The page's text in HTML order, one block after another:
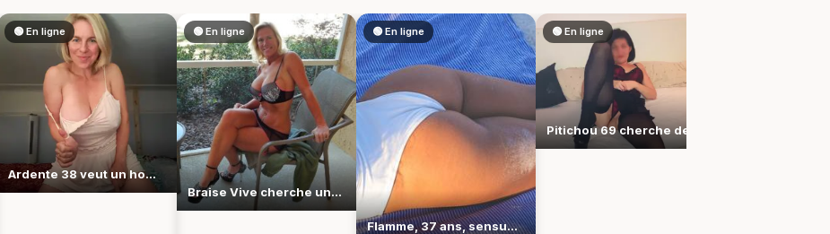
🟢 En ligne
Ardente 38 veut un homme qui suive sa cadence
🟢 En ligne
Braise Vive cherche une complicité brûlante à 43 ans
🟢 En ligne
Flamme, 37 ans, sensuelle et malicieusement complice
🟢 En ligne